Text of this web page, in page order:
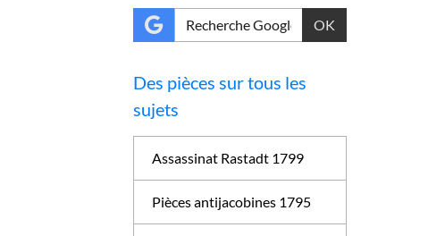
OK
Des pièces sur tous les
sujets
Assassinat Rastadt 1799
Pièces antijacobines 1795